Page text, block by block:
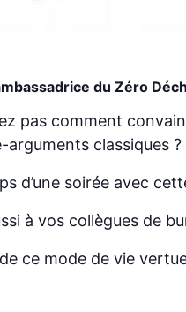
du Zéro
pas comment
classiques ?
d’une soirée avec
à vos collègues de
ce mode de vie